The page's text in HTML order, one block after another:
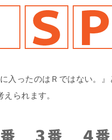
入ったのはＲではない。
られます。